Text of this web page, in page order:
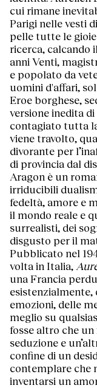
cui rimane
Parigi nelle vesti
pelle tutte le gioie
ricerca, calcando
anni Venti,
e popolato da
uomini d'affari,
Eroe borghese,
versione inedita
contagiato tutta
viene travolto,
divorante per
di provincia dal
Aragon è un
irriducibili
fedeltà, amore e
il mondo reale e
surrealisti, dei
disgusto per il
Pubblicato nel
volta in Italia,
una Francia
esistenzialmente,
emozioni, delle
meglio su
fosse altro che
seduzione e
confine di un
contemplare che
inventarsi un